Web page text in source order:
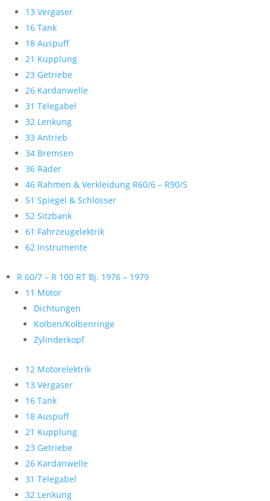
13 Vergaser
16 Tank
18 Auspuff
21 Kupplung
23 Getriebe
26 Kardanwelle
31 Telegabel
32 Lenkung
33 Antrieb
34 Bremsen
36 Räder
46 Rahmen & Verkleidung R60/6 – R90/S
51 Spiegel & Schlösser
52 Sitzbank
61 Fahrzeugelektrik
62 Instrumente
R 60/7 – R 100 RT Bj. 1976 – 1979
11 Motor
Dichtungen
Kolben/Kolbenringe
Zylinderkopf
12 Motorelektrik
13 Vergaser
16 Tank
18 Auspuff
21 Kupplung
23 Getriebe
26 Kardanwelle
31 Telegabel
32 Lenkung